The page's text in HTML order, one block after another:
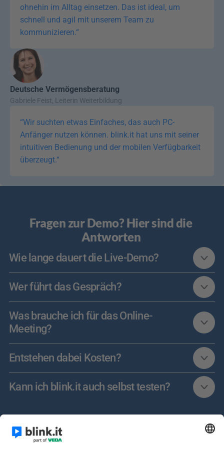
ohnehin im Alltag einsetzen. Das ist ideal, um
schnell und agil mit unserem Team zu
kommunizieren.“
Deutsche Vermögensberatung
Gabriele Feist, Leiterin Weiterbildung
“Wir suchten etwas Einfaches, das auch PC-
Anfänger nutzen können. blink.it hat uns mit seiner
intuitiven Bedienung und der mobilen Verfügbarkeit
überzeugt.“
Fragen zur Demo? Hier sind die
Antworten
Wie lange dauert die Live-Demo?
Wer führt das Gespräch?
Was brauche ich für das Online-
Meeting?
Entstehen dabei Kosten?